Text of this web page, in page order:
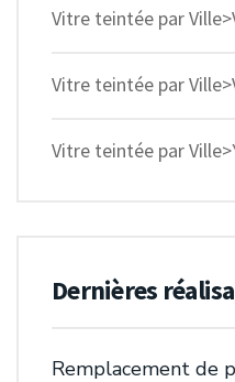
Vitre teintée par
Vitre teintée par
Vitre teintée par
Dernières
Remplacement de